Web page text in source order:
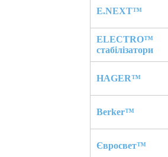
E.NEXT™
ELECTRO™
стабілізатори
HAGER™
Berker™
Євросвет™